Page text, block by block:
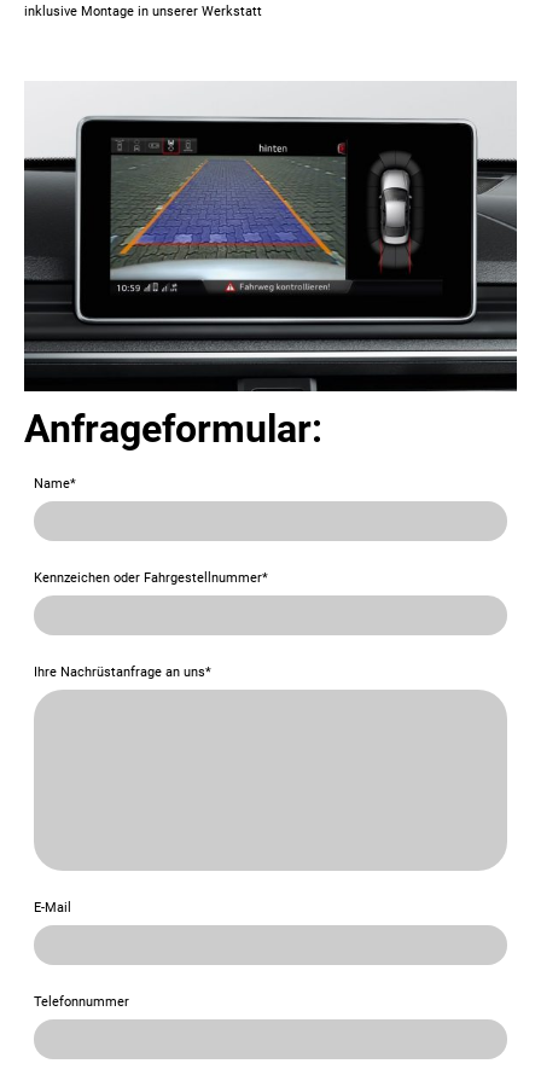
inklusive Montage in unserer Werkstatt
Anfrageformular:
Name*
Kennzeichen oder Fahrgestellnummer*
Ihre Nachrüstanfrage an uns*
E-Mail
Telefonnummer